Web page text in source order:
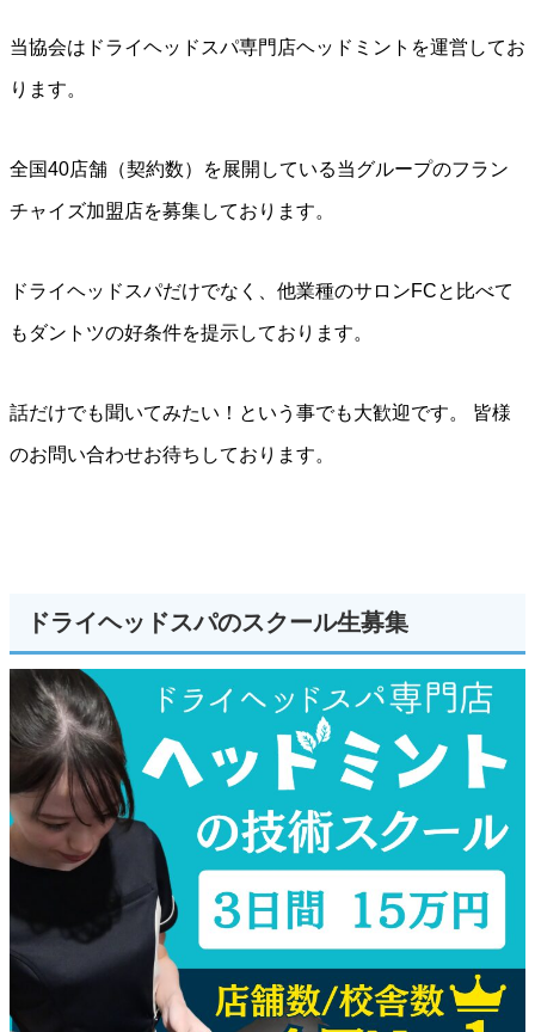
当協会はドライヘッドスパ専門店ヘッドミントを運営してお
ります。
全国40店舗（契約数）を展開している当グループのフラン
チャイズ加盟店を募集しております。
ドライヘッドスパだけでなく、他業種のサロンFCと比べて
もダントツの好条件を提示しております。
話だけでも聞いてみたい！という事でも大歓迎です。 皆様
のお問い合わせお待ちしております。
ドライヘッドスパのスクール生募集